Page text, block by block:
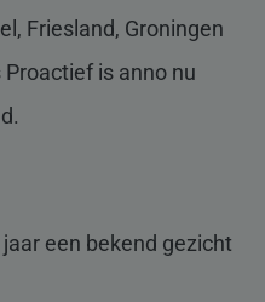
Friesland, Groningen
is anno nu
een bekend gezicht